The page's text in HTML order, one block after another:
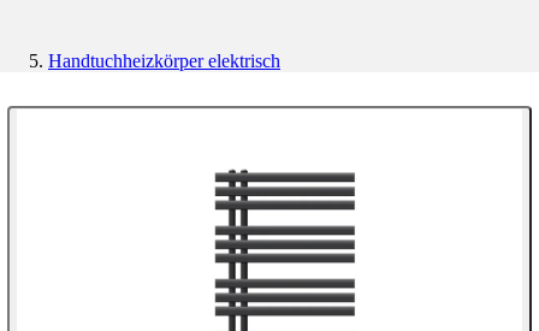
Handtuchheizkörper elektrisch